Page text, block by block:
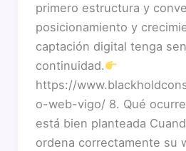
primero estructura y
posicionamiento y
captación digital tenga
continuidad.
https://
o-web-vigo/ 8. Qué
está bien planteada
ordena correctamente su